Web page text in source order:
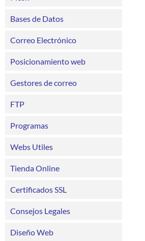
Bases de Datos
Correo Electrónico
Posicionamiento web
Gestores de correo
FTP
Programas
Webs Utiles
Tienda Online
Certificados SSL
Consejos Legales
Diseño Web